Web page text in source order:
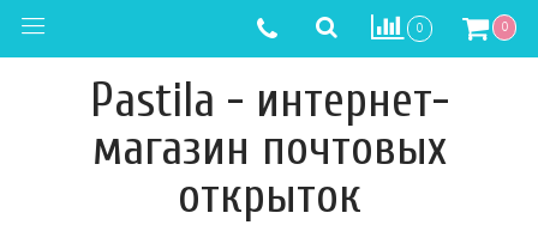
0 0
Pastila - интернет-
магазин почтовых
открыток